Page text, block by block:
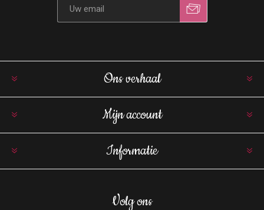
Ons verhaal
Mijn account
Informatie
Volg ons